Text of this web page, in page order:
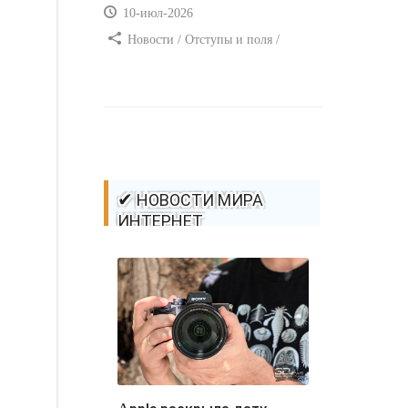
10-июл-2026
Новости / Отступы и поля /
✔ НОВОСТИ МИРА
ИНТЕРНЕТ